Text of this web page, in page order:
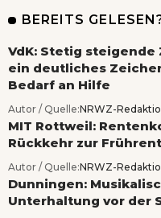
BEREITS
VdK: Stetig steigende
ein deutliches
Bedarf an Hilfe
Autor / Quelle:NRWZ-
MIT Rottweil:
Rückkehr zur
Autor / Quelle:NRWZ-
Dunningen:
Unterhaltung vor der